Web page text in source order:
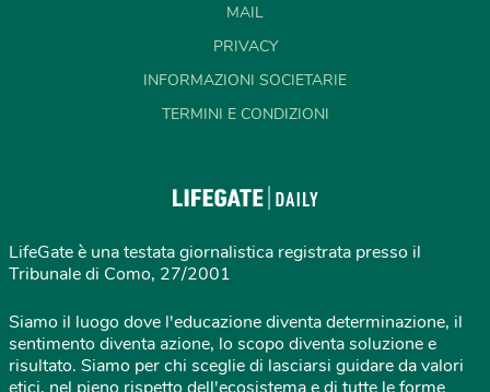
MAIL
PRIVACY
INFORMAZIONI SOCIETARIE
TERMINI E CONDIZIONI
LifeGate è una testata giornalistica registrata presso il
Tribunale di Como, 27/2001
Siamo il luogo dove l'educazione diventa determinazione, il
sentimento diventa azione, lo scopo diventa soluzione e
risultato. Siamo per chi sceglie di lasciarsi guidare da valori